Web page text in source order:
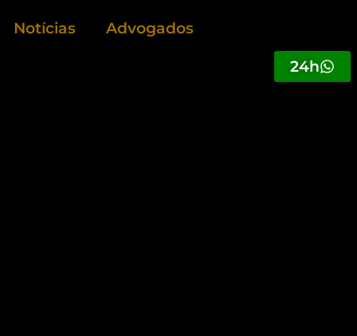
Notícias Advogados
24h